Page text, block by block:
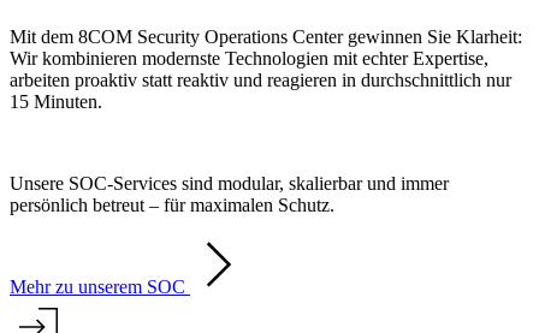
Mit dem 8COM Security Operations Center gewinnen Sie Klarheit:
Wir kombinieren modernste Technologien mit echter Expertise,
arbeiten proaktiv statt reaktiv und reagieren in durchschnittlich nur
15 Minuten.
Unsere SOC-Services sind modular, skalierbar und immer
persönlich betreut – für maximalen Schutz.
Mehr zu unserem SOC